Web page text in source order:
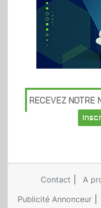
RECEVEZ NOTRE
Contact
A
Publicité Annonceur